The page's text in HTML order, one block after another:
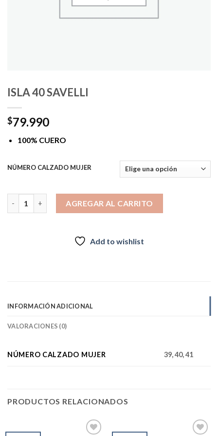
ISLA 40 SAVELLI
$79.990
100% CUERO
NÚMERO CALZADO MUJER
AGREGAR AL CARRITO
Add to wishlist
INFORMACIÓN ADICIONAL
VALORACIONES (0)
NÚMERO CALZADO MUJER 39, 40, 41
PRODUCTOS RELACIONADOS